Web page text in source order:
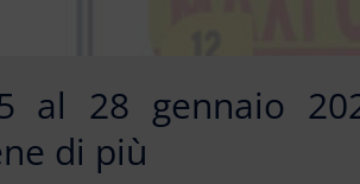
al 28 gennaio
di più